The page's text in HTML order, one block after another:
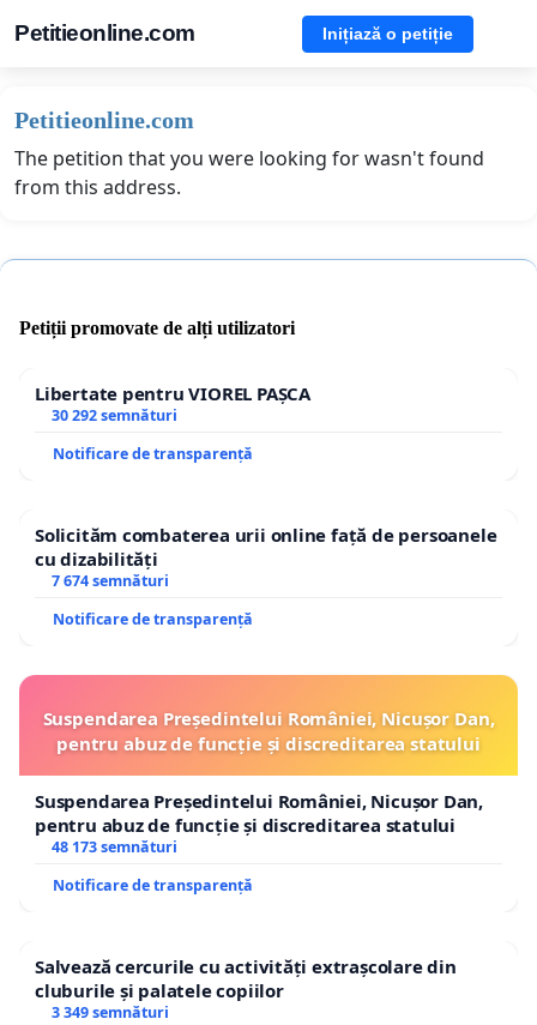
Petitieonline.com Inițiază o petiție
Petitieonline.com
The petition that you were looking for wasn't found
from this address.
Petiții promovate de alți utilizatori
Libertate pentru VIOREL PAȘCA
30 292 semnături
Notificare de transparență
Solicităm combaterea urii online față de persoanele
cu dizabilități
7 674 semnături
Notificare de transparență
Suspendarea Președintelui României, Nicușor Dan,
pentru abuz de funcție și discreditarea statului
Suspendarea Președintelui României, Nicușor Dan,
pentru abuz de funcție și discreditarea statului
48 173 semnături
Notificare de transparență
Salvează cercurile cu activități extrașcolare din
cluburile și palatele copiilor
3 349 semnături